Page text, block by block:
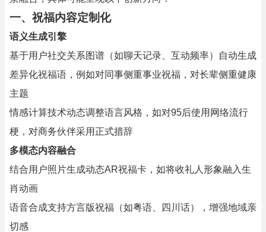
一、祝福内容定制化
语义生成引擎
基于用户社交关系图谱（如聊天记录、互动频率）自动生成
差异化祝福语，例如对同事侧重事业祝福，对长辈侧重健康
主题
情感计算技术动态调整语言风格，如对95后使用网络流行
梗，对商务伙伴采用正式措辞
多模态内容融合
结合用户照片生成动态AR祝福卡，如将收礼人形象融入生
肖动画
语音合成支持方言版祝福（如粤语、四川话），增强地域亲
切感